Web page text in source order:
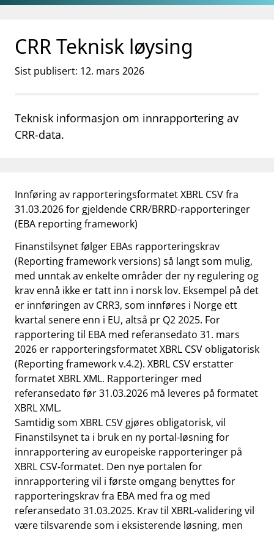
Gå til hovedinnhold
Gå til søkesiden
CRR Teknisk løysing
Sist publisert: 12. mars 2026
Teknisk informasjon om innrapportering av
CRR-data.
Innføring av rapporteringsformatet XBRL CSV fra
31.03.2026 for gjeldende CRR/BRRD-rapporteringer
(EBA reporting framework)
Finanstilsynet følger EBAs rapporteringskrav
(Reporting framework versions) så langt som mulig,
med unntak av enkelte områder der ny regulering og
krav ennå ikke er tatt inn i norsk lov. Eksempel på det
er innføringen av CRR3, som innføres i Norge ett
kvartal senere enn i EU, altså pr Q2 2025. For
rapportering til EBA med referansedato 31. mars
2026 er rapporteringsformatet XBRL CSV obligatorisk
(Reporting framework v.4.2). XBRL CSV erstatter
formatet XBRL XML. Rapporteringer med
referansedato før 31.03.2026 må leveres på formatet
XBRL XML.
Samtidig som XBRL CSV gjøres obligatorisk, vil
Finanstilsynet ta i bruk en ny portal-løsning for
innrapportering av europeiske rapporteringer på
XBRL CSV-formatet. Den nye portalen for
innrapportering vil i første omgang benyttes for
rapporteringskrav fra EBA med fra og med
referansedato 31.03.2025. Krav til XBRL-validering vil
være tilsvarende som i eksisterende løsning, men